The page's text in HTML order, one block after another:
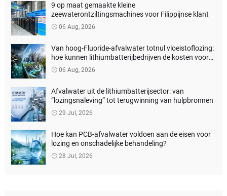
9 op maat gemaakte kleine
zeewaterontziltingsmachines voor Filippijnse klant
06 Aug, 2026
Van hoog-Fluoride-afvalwater totnul vloeistoflozing:
hoe kunnen lithiumbatterijbedrijven de kosten voor
milieubehandeling verlagen?
06 Aug, 2026
Afvalwater uit de lithiumbatterijsector: van
“lozingsnaleving” tot terugwinning van hulpbronnen
29 Jul, 2026
Hoe kan PCB-afvalwater voldoen aan de eisen voor
lozing en onschadelijke behandeling?
28 Jul, 2026